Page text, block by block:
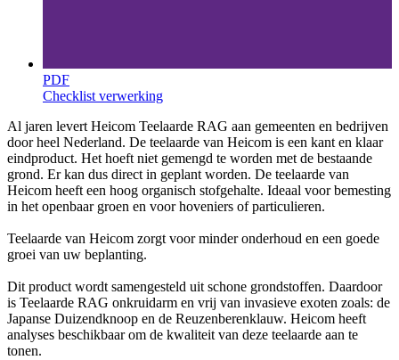
PDF
Checklist verwerking
Al jaren levert Heicom Teelaarde RAG aan gemeenten en bedrijven
door heel Nederland. De teelaarde van Heicom is een kant en klaar
eindproduct. Het hoeft niet gemengd te worden met de bestaande
grond. Er kan dus direct in geplant worden. De teelaarde van
Heicom heeft een hoog organisch stofgehalte. Ideaal voor bemesting
in het openbaar groen en voor hoveniers of particulieren.
Teelaarde van Heicom zorgt voor minder onderhoud en een goede
groei van uw beplanting.
Dit product wordt samengesteld uit schone grondstoffen. Daardoor
is Teelaarde RAG onkruidarm en vrij van invasieve exoten zoals: de
Japanse Duizendknoop en de Reuzenberenklauw. Heicom heeft
analyses beschikbaar om de kwaliteit van deze teelaarde aan te
tonen.